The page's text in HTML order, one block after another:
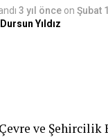
3 yıl önce on Şubat
Dursun Yıldız
Çevre ve